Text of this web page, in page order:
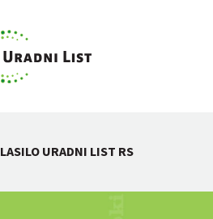
LASILO URADNI LIST RS